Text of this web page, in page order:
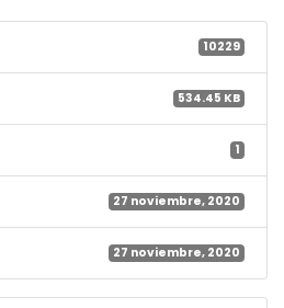
10229
534.45 KB
1
27 noviembre, 2020
27 noviembre, 2020